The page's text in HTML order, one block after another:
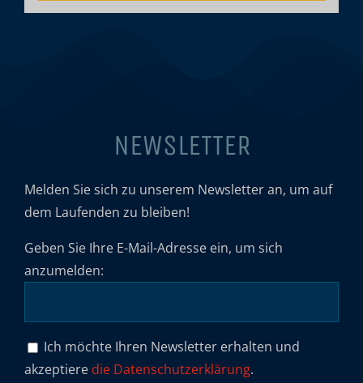
NEWSLETTER
Melden Sie sich zu unserem Newsletter an, um auf
dem Laufenden zu bleiben!
Geben Sie Ihre E-Mail-Adresse ein, um sich
anzumelden:
Ich möchte Ihren Newsletter erhalten und
akzeptiere die Datenschutzerklärung.